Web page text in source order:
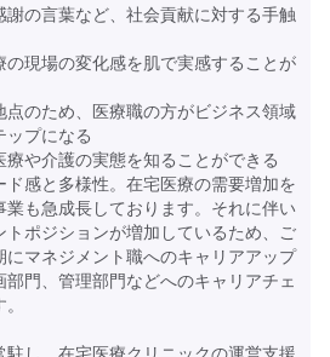
の言葉など、社会貢献に対する手触
の現場の変化感を肌で実感することが
のため、医療職の方がビジネス領域
ップになる
や介護の実態を知ることができる
感と多様性。在宅医療の需要増加を
業も急成長しております。それに伴い
ポジションが増加しているため、ご
マネジメント職へのキャリアアップ
門、管理部門などへのキャリアチェ